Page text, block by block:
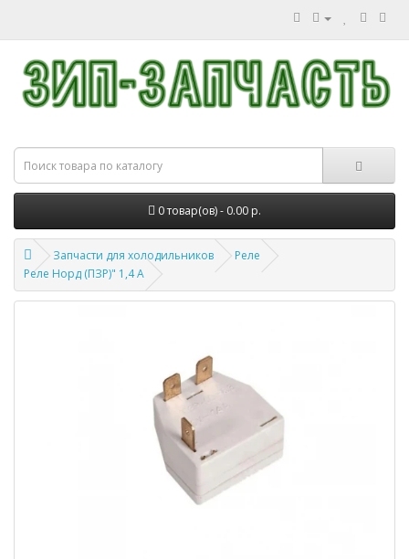
0 товар(ов) - 0.00 р.
Запчасти для холодильников
Реле
Реле Норд (ПЗР)" 1,4 А